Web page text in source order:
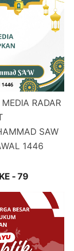
RADAR
SAW
1446
- 79